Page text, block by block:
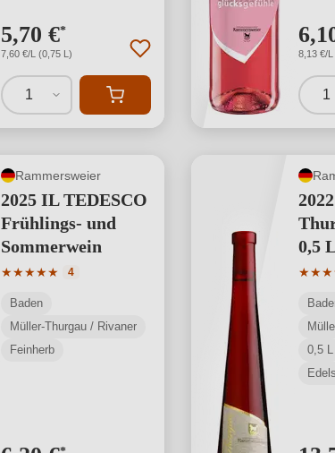
5,70 €*
7,60 €/L (0,75 L)
1
8,13 €/
1
Rammersweier
2025 IL TEDESCO
Frühlings- und
Sommerwein
★★★★★
Durchschnittliche Bewertung von 5 von 5 Sternen
4
Baden
Müller-Thurgau / Rivaner
Feinherb
0,5
★★★
0,5 L